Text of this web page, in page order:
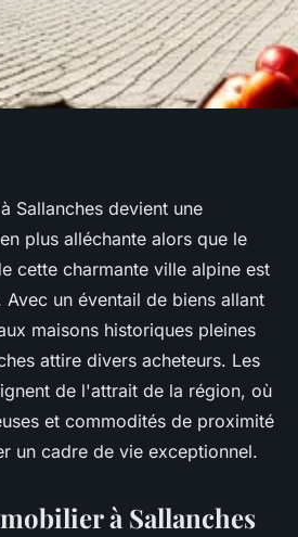
maison à
marché en
de lecture
Sallanches devient une
plus alléchante alors que le
cette charmante ville alpine est
un éventail de biens allant
maisons historiques pleines
attire divers acheteurs. Les
de l'attrait de la région, où
et commodités de proximité
un cadre de vie exceptionnel.
à Sallanches